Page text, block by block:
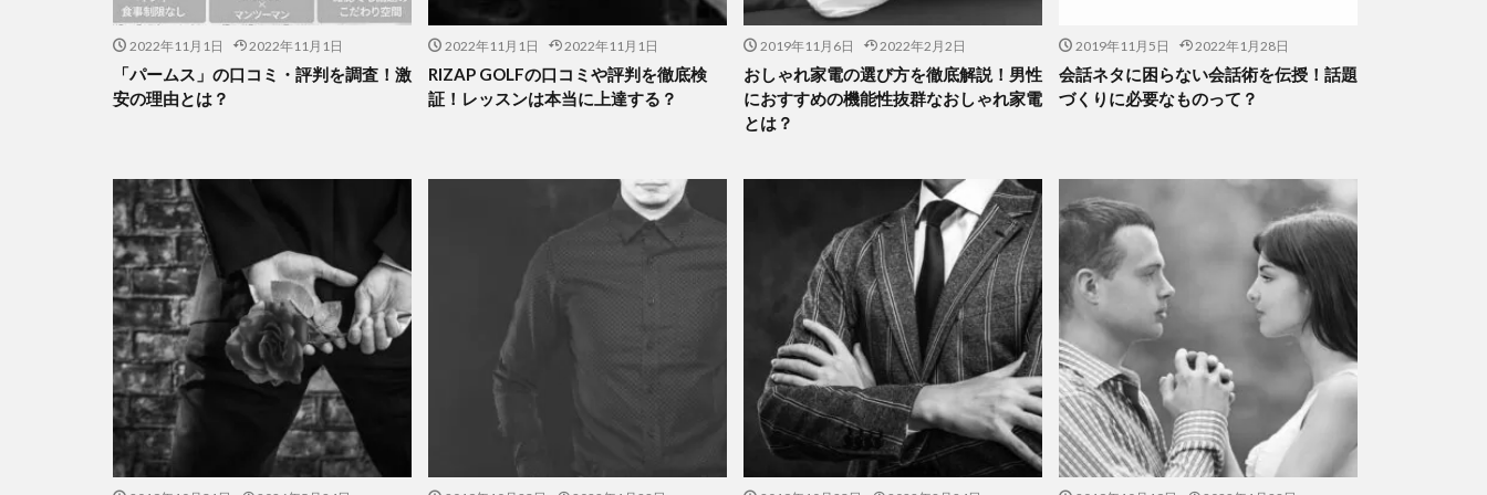
2022年11月1日 2022年11月1日
「パームス」の口コミ・評判を調査！激
安の理由とは？
2022年11月1日 2022年11月1日
RIZAP GOLFの口コミや評判を徹底検
証！レッスンは本当に上達する？
2019年11月6日 2022年2月2日
おしゃれ家電の選び方を徹底解説！男性
におすすめの機能性抜群なおしゃれ家電
とは？
2019年11月5日 2022年1月28日
会話ネタに困らない会話術を伝授！話題
づくりに必要なものって？